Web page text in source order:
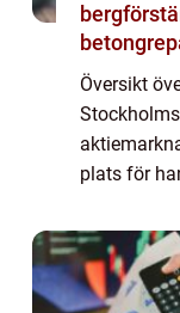
Översikt
plats för
1993 och